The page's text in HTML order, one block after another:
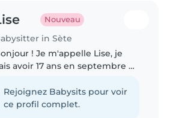
Nouveau
in Sète
! Je m'appelle Lise, je
avoir 17 ans en septembre et
responsable et bienveillante. J'ai
déjà de l'expérience dans la
Rejoignez Babysits pour voir
ce profil complet.